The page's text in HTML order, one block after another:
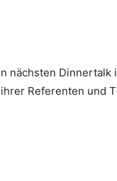
nächsten
Referenten und